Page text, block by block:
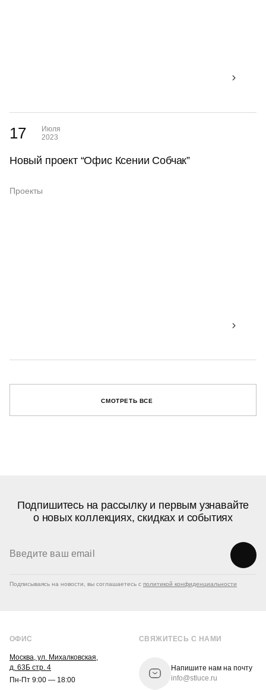
17
Июля
2023
Новый проект “Офис Ксении Собчак”
Проекты
СМОТРЕТЬ ВСЕ
Подпишитесь на рассылку и первым узнавайте
о новых коллекциях, скидках и событиях
Подписываясь на новости, вы соглашаетесь с политикой конфиденциальности
ОФИС
Москва, ул. Михалковская,
д. 63Б стр. 4
Пн-Пт 9:00 — 18:00
СВЯЖИТЕСЬ С НАМИ
Напишите нам на почту
info@stluce.ru